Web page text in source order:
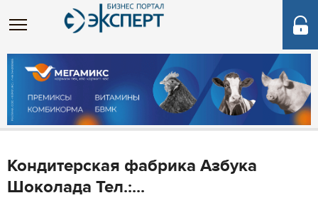
Кондитерская фабрика Азбука
Шоколада Тел.:...